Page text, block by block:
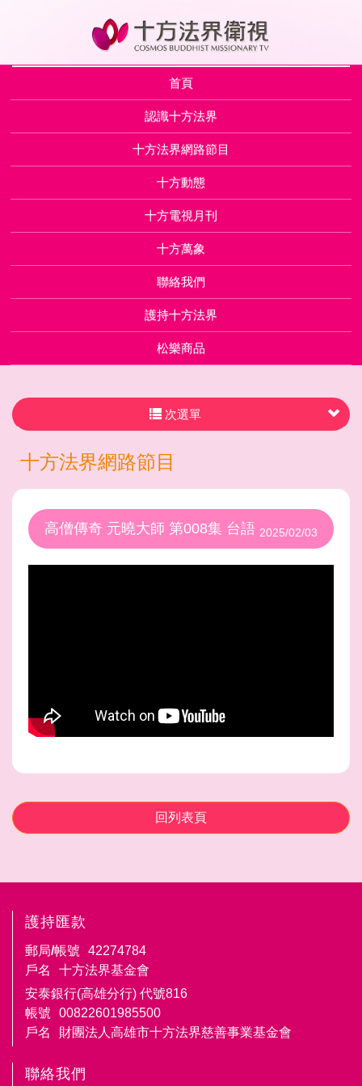
首頁
認識十方法界
十方法界網路節目
十方動態
十方電視月刊
十方萬象
聯絡我們
護持十方法界
松樂商品
次選單
十方法界網路節目
高僧傳奇 元曉大師 第008集 台語 2025/02/03
回列表頁
護持匯款
郵局/帳號
42274784
戶名
十方法界基金會
安泰銀行(高雄分行) 代號816
帳號
00822601985500
戶名
財團法人高雄市十方法界慈善事業基金會
聯絡我們